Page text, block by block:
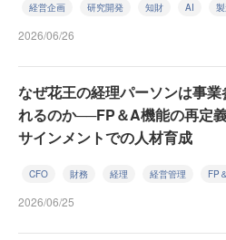
経営企画 研究開発 知財 AI
2026/06/26
なぜ花王の経理パーソンは事
れるのか──FP＆A機能の再定
サインメントでの人材育成
CFO 財務 経理 経営管理 FP
2026/06/25